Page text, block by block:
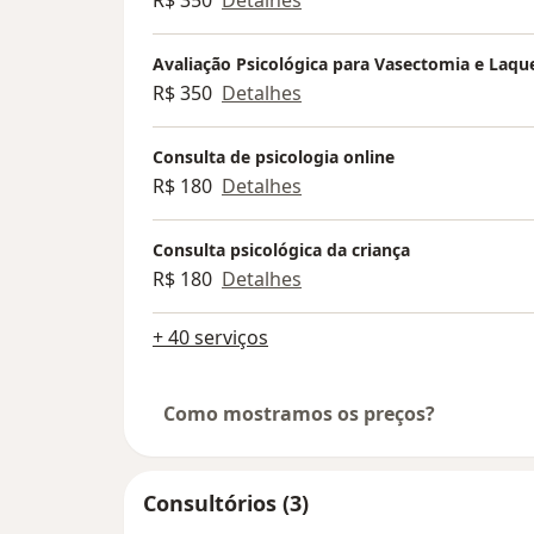
Avaliação Psicológica para Vasectomia e
R$ 350 Detalhes
Consulta de psicologia online
R$ 180 Detalhes
Consulta psicológica da criança
R$ 180 Detalhes
+ 40 serviços
Como mostramos os preços?
Consultórios (3)